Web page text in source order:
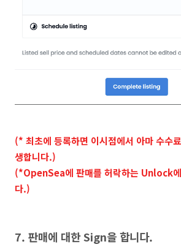
(* 최초에 등록하면 이시점에서 아마 수
생합니다.)
(*OpenSea에 판매를 허락하는 Unlock에
다.)
7. 판매에 대한 Sign을 합니다.